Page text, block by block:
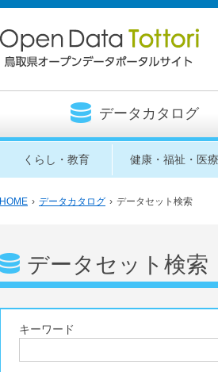
データカタログ
くらし・教育 健康・福祉・医療
HOME › データカタログ › データセット検索
データセット検索
キーワード